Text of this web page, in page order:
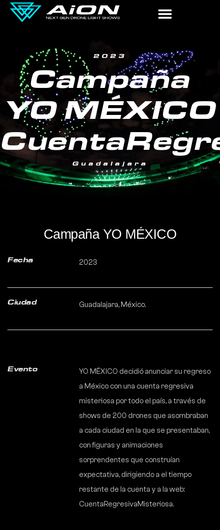
2023
Campaña
YO MÉXICO
Guadalajara
Campaña YO MÉXICO
Fecha 2023
Ciudad Guadalajara, México.
Evento
YO MÉXICO decidió anunciar su regreso
a México con una cuenta regresiva
misteriosa por todo el país, a través de
shows de 200 drones que asombraban
a cada ciudad en la que se presentaban,
con figuras y animaciones
sorprendentes que construían
expectativa, dirigiendo a el tiempo
restante de la cuenta y a la web:
CuentaRegresivaMisteriosa.